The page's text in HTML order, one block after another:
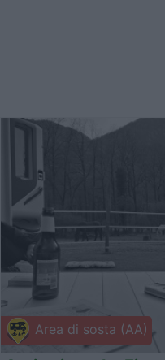
Area di sosta (AA)